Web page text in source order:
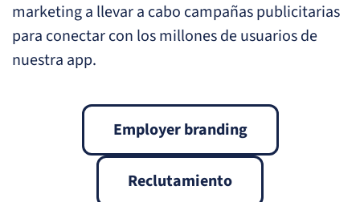
marketing a llevar a cabo campañas publicitarias
para conectar con los millones de usuarios de
nuestra app.
Employer branding
Reclutamiento